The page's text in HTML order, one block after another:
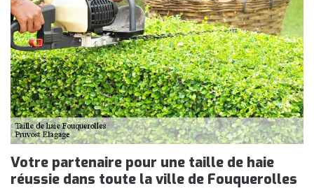
Votre partenaire pour une taille de haie
réussie dans toute la ville de Fouquerolles